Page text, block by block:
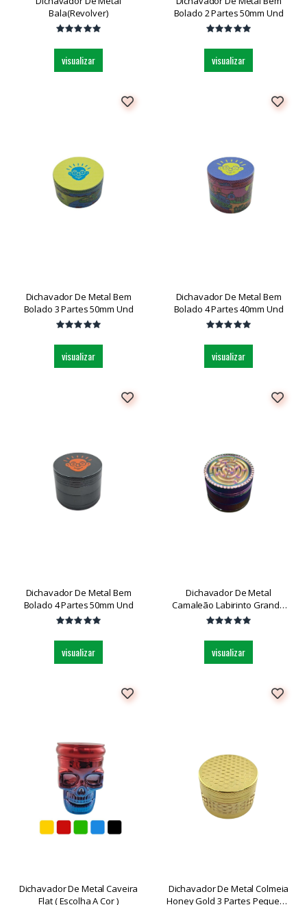
Bala(revolver)
visualizar
Bolado 2 Partes 50mm Und
visualizar
Dichavador De Metal Bem
Bolado 3 Partes 50mm Und
visualizar
Dichavador De Metal Bem
Bolado 4 Partes 40mm Und
visualizar
Dichavador De Metal Bem
Bolado 4 Partes 50mm Und
visualizar
Dichavador De Metal
Camaleão Labirinto Grande
Und
visualizar
Dichavador De Metal Caveira
Flat ( Escolha A Cor )
Dichavador De Metal Colmeia
Honey Gold 3 Partes Pequeno